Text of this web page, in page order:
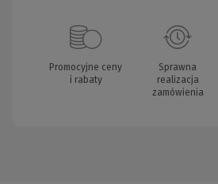
Promocyjne ceny
i rabaty
Sprawna
realizacja
zamówienia